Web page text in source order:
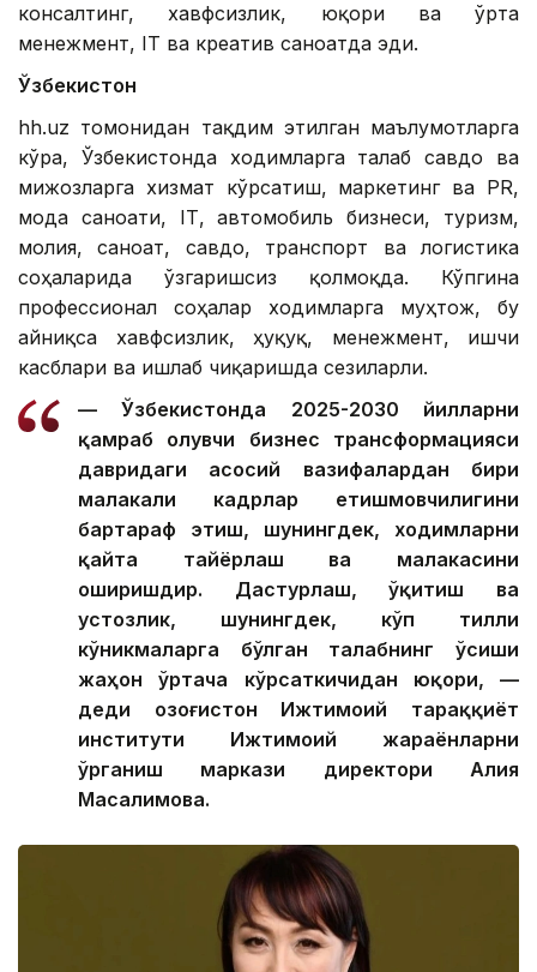
консалтинг, хавфсизлик, юқори ва ўрта
менежмент, IТ ва креатив саноатда эди.
Ўзбекистон
hh.uz томонидан тақдим этилган маълумотларга
кўра, Ўзбекистонда ходимларга талаб савдо ва
мижозларга хизмат кўрсатиш, маркетинг ва PR,
мода саноати, IТ, автомобиль бизнеси, туризм,
молия, саноат, савдо, транспорт ва логистика
соҳаларида ўзгаришсиз қолмоқда. Кўпгина
профессионал соҳалар ходимларга муҳтож, бу
айниқса хавфсизлик, ҳуқуқ, менежмент, ишчи
касблари ва ишлаб чиқаришда сезиларли.
— Ўзбекистонда 2025-2030 йилларни
қамраб олувчи бизнес трансформацияси
давридаги асосий вазифалардан бири
малакали кадрлар етишмовчилигини
бартараф этиш, шунингдек, ходимларни
қайта тайёрлаш ва малакасини
оширишдир. Дастурлаш, ўқитиш ва
устозлик, шунингдек, кўп тилли
кўникмаларга бўлган талабнинг ўсиши
жаҳон ўртача кўрсаткичидан юқори, —
деди Қозоғистон Ижтимоий тараққиёт
институти Ижтимоий жараёнларни
ўрганиш маркази директори Алия
Масалимова.